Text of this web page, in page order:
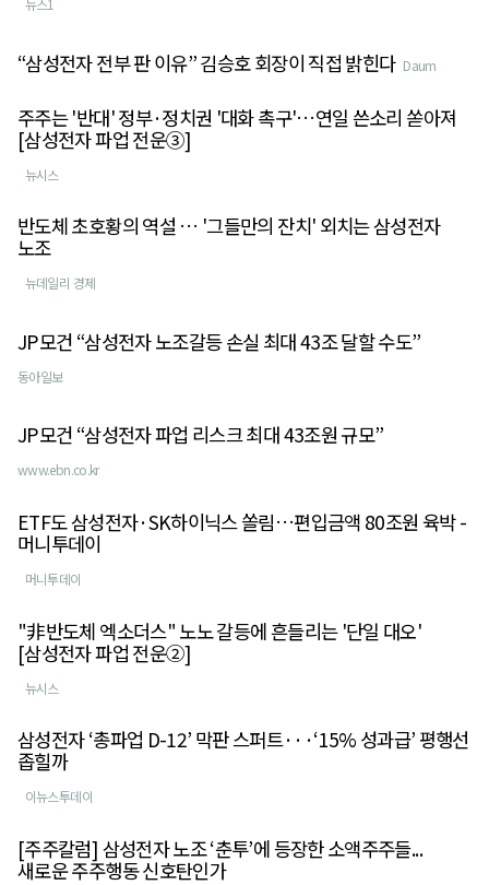
뉴스1
“삼성전자 전부 판 이유” 김승호 회장이 직접 밝힌다 Daum
주주는 '반대' 정부·정치권 '대화 촉구'…연일 쓴소리 쏟아져
[삼성전자 파업 전운③]
뉴시스
반도체 초호황의 역설 … '그들만의 잔치' 외치는 삼성전자
노조
뉴데일리 경제
JP모건 “삼성전자 노조갈등 손실 최대 43조 달할 수도”
동아일보
JP모건 “삼성전자 파업 리스크 최대 43조원 규모”
www.ebn.co.kr
ETF도 삼성전자·SK하이닉스 쏠림…편입금액 80조원 육박 -
머니투데이
머니투데이
"非반도체 엑소더스" 노노 갈등에 흔들리는 '단일 대오'
[삼성전자 파업 전운②]
뉴시스
삼성전자 ‘총파업 D-12’ 막판 스퍼트···‘15% 성과급’ 평행선
좁힐까
이뉴스투데이
[주주칼럼] 삼성전자 노조 ‘춘투’에 등장한 소액주주들...
새로운 주주행동 신호탄인가